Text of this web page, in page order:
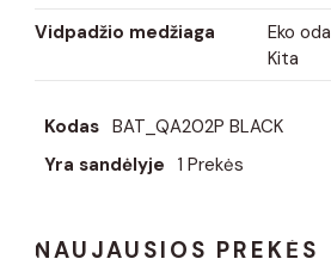
Vidpadžio medžiaga
Eko oda
Kita
Kodas BAT_QA202P BLACK
Yra sandėlyje 1 Prekės
NAUJAUSIOS PREKĖS